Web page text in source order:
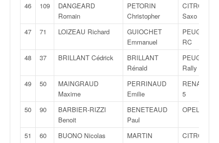
46 109
DANGEARD
Romain
PETORIN
Christopher
CITROËN
Saxo VTS
47
71 LOIZEAU Richard
GUIOCHET
Emmanuel
PEUGEOT
RC
48
37 BRILLANT Cédrick
BRILLANT
Rénald
PEUGEOT
Rally 4
49
50
MAINGRAUD
Maxime
PERRINAUD
Emilie
RENAULT
5
50
90
BARBIER-RIZZI
Benoit
BENETEAUD
Paul
OPEL Adam
51 60 BUONO Nicolas
MARTIN
CITROËN